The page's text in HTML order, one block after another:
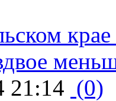
21:14 (0)